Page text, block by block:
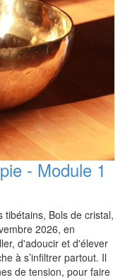
- Module 1
tibétains, Bols de cristal,
2026, en
d'adoucir et d'élever
à s’infiltrer partout. Il
de tension, pour faire